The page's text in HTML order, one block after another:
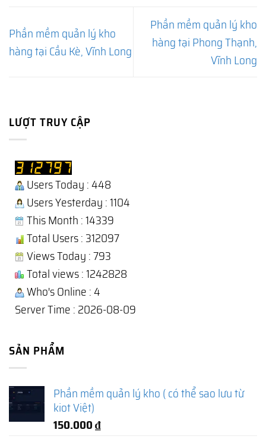
Phần mềm quản lý kho
hàng tại Cầu Kè, Vĩnh Long
Phần mềm quản lý kho
hàng tại Phong Thạnh,
Vĩnh Long
LƯỢT TRUY CẬP
Users Today : 448
Users Yesterday : 1104
This Month : 14339
Total Users : 312097
Views Today : 793
Total views : 1242828
Who's Online : 4
Server Time : 2026-08-09
SẢN PHẨM
Phần mềm quản lý kho ( có thể sao lưu từ
kiot Việt)
150.000₫